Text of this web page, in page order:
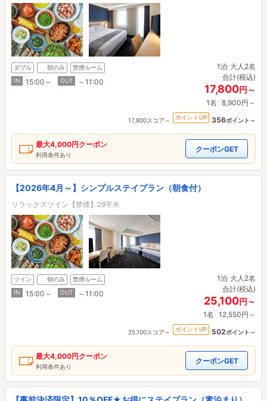
ダブル 朝のみ
禁煙ルーム
IN
15:00～ OUT ～11:00
1泊 大人2名
合計(税込)
17,800円～
1名 8,900円～
17,800スコア～ ポイントUP 356ポイント～
最大4,000円クーポン
利用条件あり
クーポンGET
【2026年4月～】シンプルステイプラン（朝食付）
リラックスツイン【禁煙】29平米
ツイン 朝のみ
禁煙ルーム
IN
15:00～ OUT ～11:00
1泊 大人2名
合計(税込)
25,100円～
1名 12,550円～
25,100スコア～ ポイントUP 502ポイント～
最大4,000円クーポン
利用条件あり
クーポンGET